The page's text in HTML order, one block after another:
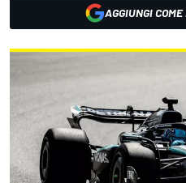
AGGIUNGI